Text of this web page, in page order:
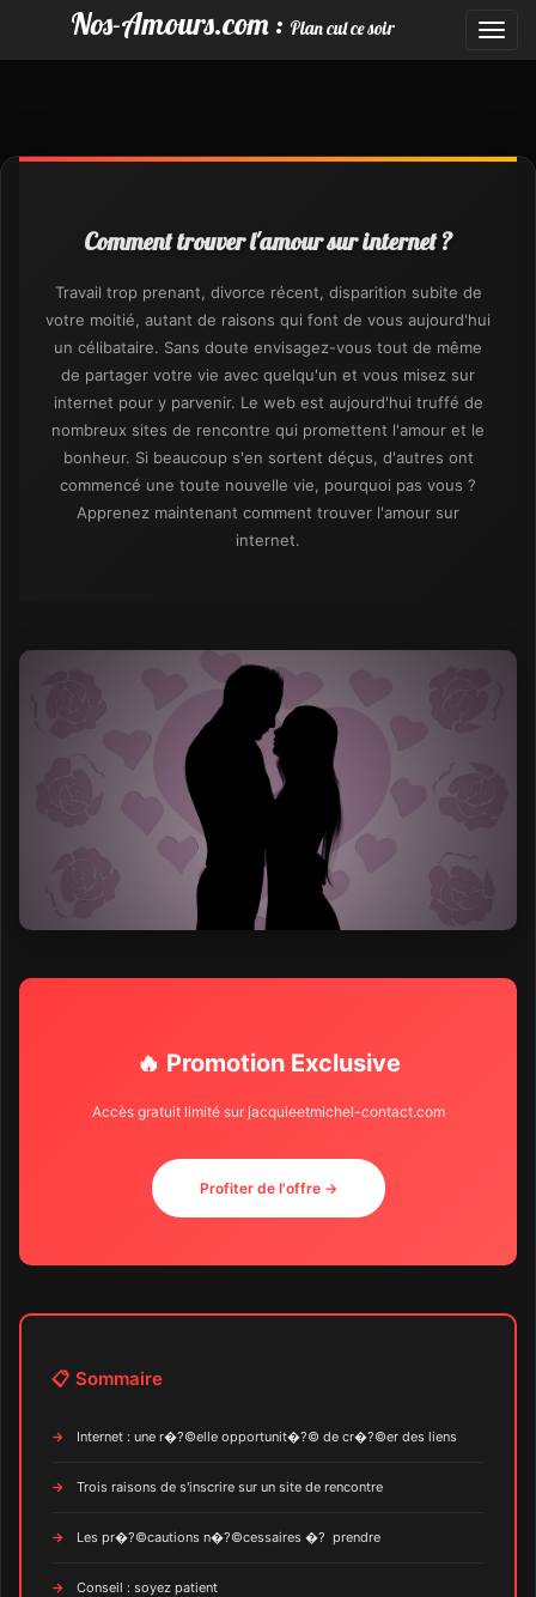
Nos-Amours.com : Plan cul ce soir
Comment trouver l'amour sur internet ?
Travail trop prenant, divorce récent, disparition subite de
votre moitié, autant de raisons qui font de vous aujourd'hui
un célibataire. Sans doute envisagez-vous tout de même
de partager votre vie avec quelqu'un et vous misez sur
internet pour y parvenir. Le web est aujourd'hui truffé de
nombreux sites de rencontre qui promettent l'amour et le
bonheur. Si beaucoup s'en sortent déçus, d'autres ont
commencé une toute nouvelle vie, pourquoi pas vous ?
Apprenez maintenant comment trouver l'amour sur
internet.
🔥 Promotion Exclusive
Accès gratuit limité sur jacquieetmichel-contact.com
Profiter de l'offre →
📋 Sommaire
Internet : une r�?©elle opportunit�?© de cr�?©er des liens
Trois raisons de s'inscrire sur un site de rencontre
Les pr�?©cautions n�?©cessaires �? prendre
Conseil : soyez patient